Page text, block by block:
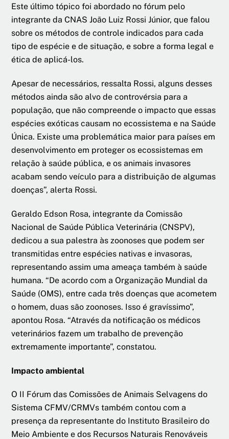
Este último tópico foi abordado no fórum pelo
integrante da CNAS João Luiz Rossi Júnior, que falou
sobre os métodos de controle indicados para cada
tipo de espécie e de situação, e sobre a forma legal e
ética de aplicá-los.
Apesar de necessários, ressalta Rossi, alguns desses
métodos ainda são alvo de controvérsia para a
população, que não compreende o impacto que essas
espécies exóticas causam no ecossistema e na Saúde
Única. Existe uma problemática maior para países em
desenvolvimento em proteger os ecossistemas em
relação à saúde pública, e os animais invasores
acabam sendo veículo para a distribuição de algumas
doenças”, alerta Rossi.
Geraldo Edson Rosa, integrante da Comissão
Nacional de Saúde Pública Veterinária (CNSPV),
dedicou a sua palestra às zoonoses que podem ser
transmitidas entre espécies nativas e invasoras,
representando assim uma ameaça também à saúde
humana. “De acordo com a Organização Mundial da
Saúde (OMS), entre cada três doenças que acometem
o homem, duas são zoonoses. Isso é gravíssimo”,
apontou Rosa. “Através da notificação os médicos
veterinários fazem um trabalho de prevenção
extremamente importante”, constatou.
Impacto ambiental
O II Fórum das Comissões de Animais Selvagens do
Sistema CFMV/CRMVs também contou com a
presença da representante do Instituto Brasileiro do
Meio Ambiente e dos Recursos Naturais Renováveis